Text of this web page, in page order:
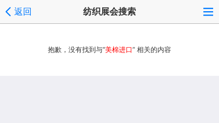
返回 纺织展会搜索
抱歉，没有找到与“美棉进口” 相关的内容